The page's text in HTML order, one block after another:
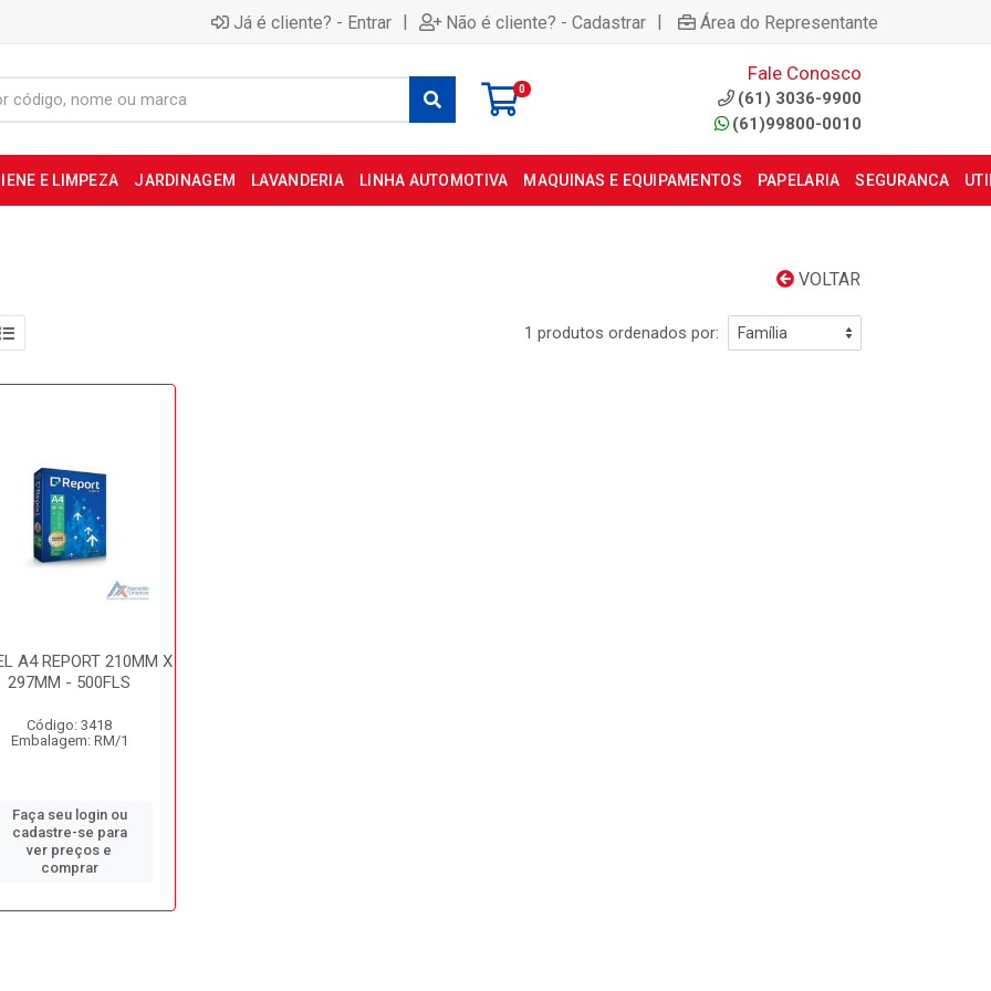
Já é cliente? - Entrar | Não é cliente? - Cadastrar | Área do Representante
0
Fale Conosco
(61) 3036-9900
(61)99800-0010
E LIMPEZA JARDINAGEM LAVANDERIA LINHA AUTOMOTIVA MAQUINAS E EQUIPAMENTOS PAPELARIA SEGURANCA
VOLTAR
1 produtos ordenados por:
A4 REPORT 210MM X
297MM - 500FLS
Código: 3418
Embalagem: RM/1
Faça seu login ou
cadastre-se para
ver preços e
comprar